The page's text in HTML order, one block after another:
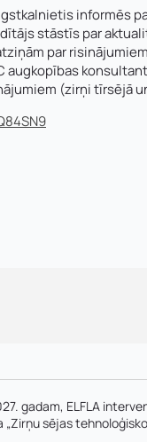
informēs
stāstīs par
par
augkopības
(zirņi tīrsējā
gadam, ELFLA
sējas